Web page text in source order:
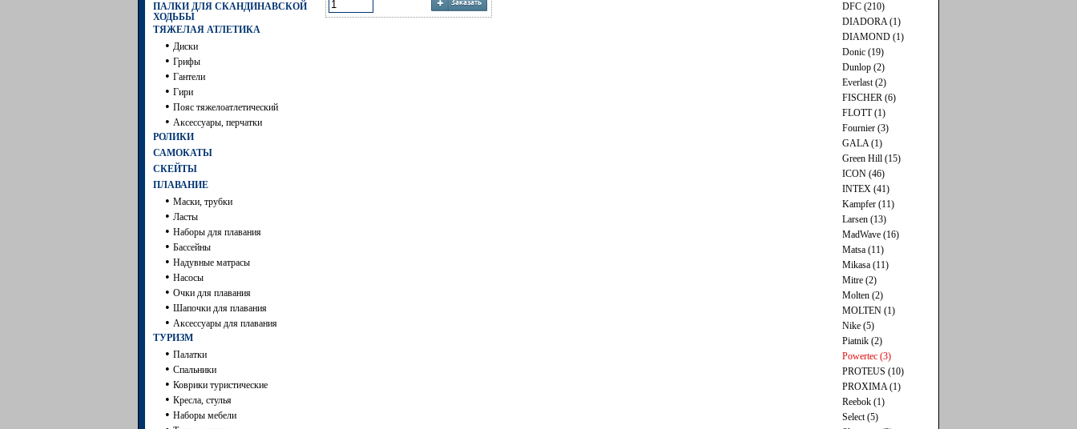
ПАЛКИ ДЛЯ СКАНДИНАВСКОЙ
ХОДЬБЫ
ТЯЖЕЛАЯ АТЛЕТИКА
• Диски
• Грифы
• Гантели
• Гири
• Пояс тяжелоатлетический
• Аксессуары, перчатки
РОЛИКИ
САМОКАТЫ
СКЕЙТЫ
ПЛАВАНИЕ
• Маски, трубки
• Ласты
• Наборы для плавания
• Бассейны
• Надувные матрасы
• Насосы
• Очки для плавания
• Шапочки для плавания
• Аксессуары для плавания
ТУРИЗМ
• Палатки
• Спальники
• Коврики туристические
• Кресла, стулья
• Наборы мебели
DFC (210)
DIADORA (1)
DIAMOND (1)
Donic (19)
Dunlop (2)
Everlast (2)
FISCHER (6)
FLOTT (1)
Fournier (3)
GALA (1)
Green Hill (15)
ICON (46)
INTEX (41)
Kampfer (11)
Larsen (13)
MadWave (16)
Matsa (11)
Mikasa (11)
Mitre (2)
Molten (2)
MOLTEN (1)
Nike (5)
Piatnik (2)
Powertec (3)
PROTEUS (10)
PROXIMA (1)
Reebok (1)
Select (5)